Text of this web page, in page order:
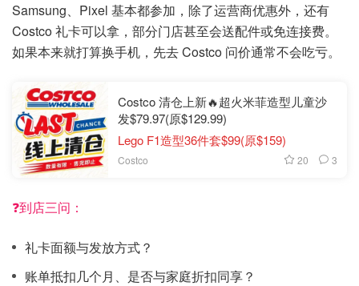
Samsung、Pixel 基本都参加，除了运营商优惠外，还有
Costco 礼卡可以拿，部分门店甚至会送配件或免连接费。
如果本来就打算换手机，先去 Costco 问价通常不会吃亏。
Costco 清仓上新🔥超火米菲造型儿童沙
发$79.97(原$129.99)
Lego F1造型36件套$99(原$159)
Costco 20 3
❓到店三问：
礼卡面额与发放方式？
账单抵扣几个月、是否与家庭折扣同享？